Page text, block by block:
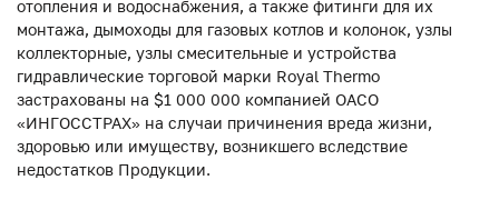
отопления и водоснабжения, а также фитинги для их
монтажа, дымоходы для газовых котлов и колонок, узлы
коллекторные, узлы смесительные и устройства
гидравлические торговой марки Royal Thermo
застрахованы на $1 000 000 компанией ОАСО
«ИНГОССТРАХ» на случаи причинения вреда жизни,
здоровью или имуществу, возникшего вследствие
недостатков Продукции.